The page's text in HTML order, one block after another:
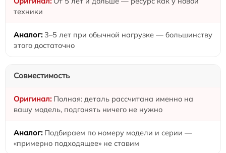
техники
3–5 лет при обычной нагрузке — большинству
этого достаточно
Совместимость
Полная: деталь рассчитана именно на
вашу модель, подгонять ничего не нужно
Подбираем по номеру модели и серии —
«примерно подходящее» не ставим